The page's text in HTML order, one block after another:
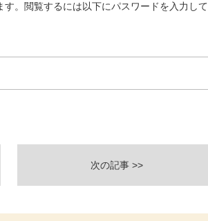
。閲覧するには以下にパスワードを入力して
次の記事 >>